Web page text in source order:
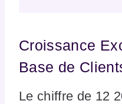
Croissance
Base de
Le chiffre de 12